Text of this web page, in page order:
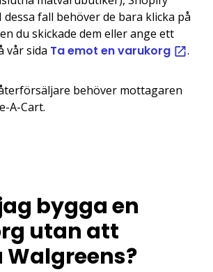
dessa fall behöver de bara klicka på
du skickade dem eller ange ett
vår sida Ta emot en varukorg .
behöver mottagaren
A-Cart.
bygga en
utan att
Walgreens?